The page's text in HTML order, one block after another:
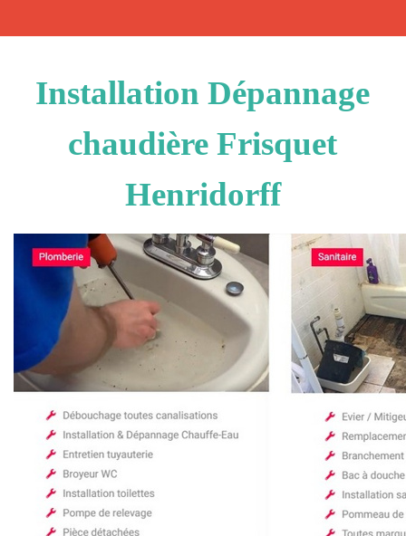
Installation Dépannage
chaudière Frisquet
Henridorff